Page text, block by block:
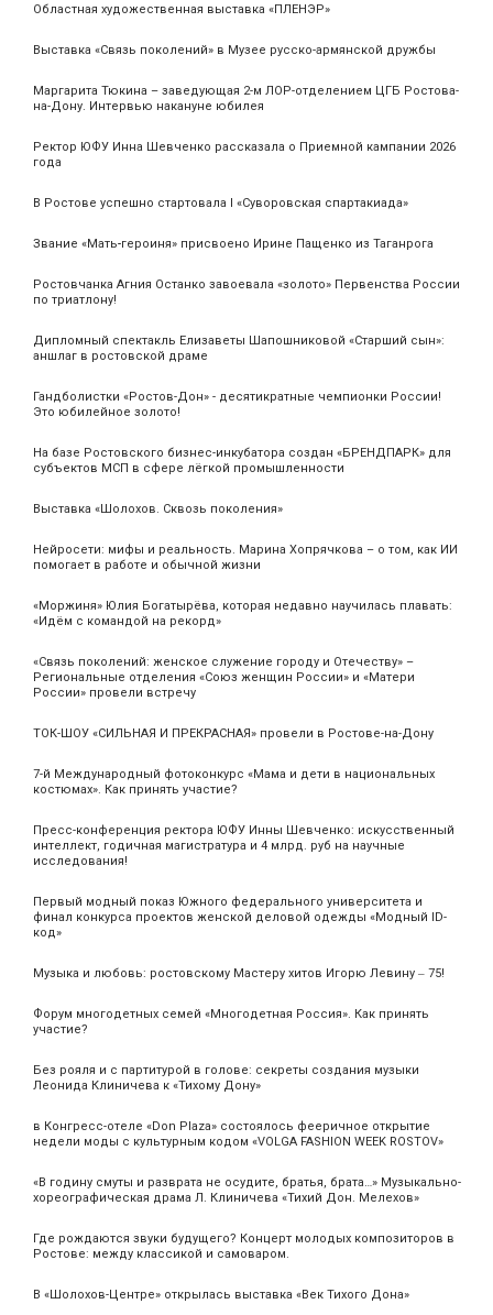
Областная художественная выставка «ПЛЕНЭР»
Выставка «Связь поколений» в Музее русско-армянской дружбы
Маргарита Тюкина – заведующая 2-м ЛОР-отделением ЦГБ Ростова-
на-Дону. Интервью накануне юбилея
Ректор ЮФУ Инна Шевченко рассказала о Приемной кампании 2026
года
В Ростове успешно стартовала I «Суворовская спартакиада»
Звание «Мать‑героиня» присвоено Ирине Пащенко из Таганрога
Ростовчанка Агния Останко завоевала «золото» Первенства России
по триатлону!
Дипломный спектакль Елизаветы Шапошниковой «Старший сын»:
аншлаг в ростовской драме
Гандболистки «Ростов-Дон» - десятикратные чемпионки России!
Это юбилейное золото!
На базе Ростовского бизнес-инкубатора создан «БРЕНДПАРК» для
субъектов МСП в сфере лёгкой промышленности
Выставка «Шолохов. Сквозь поколения»
Нейросети: мифы и реальность. Марина Хопрячкова – о том, как ИИ
помогает в работе и обычной жизни
«Моржиня» Юлия Богатырёва, которая недавно научилась плавать:
«Идём с командой на рекорд»
«Связь поколений: женское служение городу и Отечеству» –
Региональные отделения «Союз женщин России» и «Матери
России» провели встречу
ТОК-ШОУ «СИЛЬНАЯ И ПРЕКРАСНАЯ» провели в Ростове-на-Дону
7-й Международный фотоконкурс «Мама и дети в национальных
костюмах». Как принять участие?
Пресс-конференция ректора ЮФУ Инны Шевченко: искусственный
интеллект, годичная магистратура и 4 млрд. руб на научные
исследования!
Первый модный показ Южного федерального университета и
финал конкурса проектов женской деловой одежды «Модный ID-
код»
Музыка и любовь: ростовскому Мастеру хитов Игорю Левину ‒ 75!
Форум многодетных семей «Многодетная Россия». Как принять
участие?
Без рояля и с партитурой в голове: секреты создания музыки
Леонида Клиничева к «Тихому Дону»
в Конгресс-отеле «Don Plaza» состоялось фееричное открытие
недели моды с культурным кодом «VOLGA FASHION WEEK ROSTOV»
«В годину смуты и разврата не осудите, братья, брата…» Музыкально-
хореографическая драма Л. Клиничева «Тихий Дон. Мелехов»
Где рождаются звуки будущего? Концерт молодых композиторов в
Ростове: между классикой и самоваром.
В «Шолохов-Центре» открылась выставка «Век Тихого Дона»